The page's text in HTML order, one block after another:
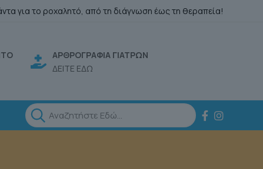
για το ροχαλητό, από τη διάγνωση έως τη θεραπεία!
ΑΡΘΡΟΓΡΑΦΙΑ ΓΙΑΤΡΩΝ
ΔΕΙΤΕ ΕΔΩ